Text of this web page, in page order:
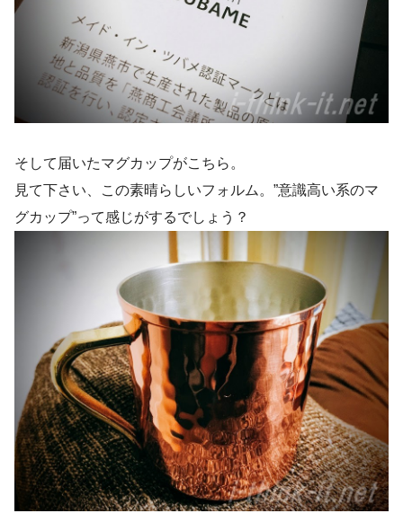
そして届いたマグカップがこちら。
見て下さい、この素晴らしいフォルム。”意識高い系のマ
グカップ”って感じがするでしょう？